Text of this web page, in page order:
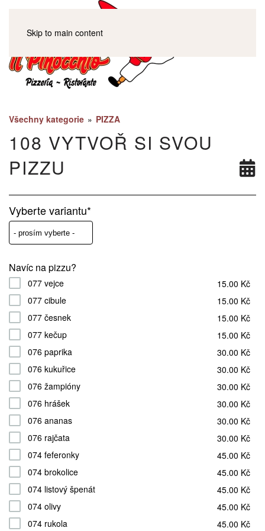
Skip to main content
Všechny kategorie » PIZZA
108 VYTVOŘ SI SVOU
PIZZU
Vyberte variantu*
Navíc na pizzu?
077 vejce
15.00 Kč
077 cibule
15.00 Kč
077 česnek
15.00 Kč
077 kečup
15.00 Kč
076 paprika
30.00 Kč
076 kukuřice
30.00 Kč
076 žampióny
30.00 Kč
076 hrášek
30.00 Kč
076 ananas
30.00 Kč
076 rajčata
30.00 Kč
074 feferonky
45.00 Kč
074 brokolice
45.00 Kč
074 listový špenát
45.00 Kč
074 olivy
45.00 Kč
074 rukola
45.00 Kč